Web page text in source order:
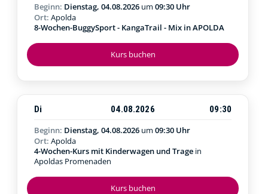
Kurs buchen
Beginn: Dienstag, 04.08.2026 um 09:30 Uhr
Ort: Apolda
8-Wochen-BuggySport - KangaTrail - Mix in APOLDA
Kurs buchen
Di 04.08.2026
09:30
Beginn: Dienstag, 04.08.2026 um 09:30 Uhr
Ort: Apolda
4-Wochen-Kurs mit Kinderwagen und Trage in
Apoldas Promenaden